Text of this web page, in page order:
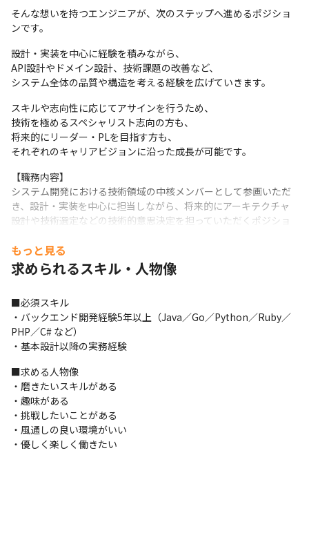
そんな想いを持つエンジニアが、次のステップへ進めるポジショ
ンです。
設計・実装を中心に経験を積みながら、
API設計やドメイン設計、技術課題の改善など、
システム全体の品質や構造を考える経験を広げていきます。
スキルや志向性に応じてアサインを行うため、
技術を極めるスペシャリスト志向の方も、
将来的にリーダー・PLを目指す方も、
それぞれのキャリアビジョンに沿った成長が可能です。
【職務内容】
システム開発における技術領域の中核メンバーとして参画いただ
き、設計・実装を中心に担当しながら、将来的にアーキテクチャ
設計や技術選定などの技術的意思決定を担っていただくポジショ
まずは要件定義〜設計・実装を主体的に推進し、段階的に技術責
任の範囲を広げていただきます。
将来的にはアーキテクチャ設計から運用改善までを技術面から牽
【具体的には】
・要件定義〜設計・実装の推進
・API設計／DB設計の実践
・技術課題の特定および改善施策の推進
・新技術の調査・検証（PoC）
・パフォーマンス改善やスケーラビリティ向上に向けた取り組み
※業務は経験や志向に応じてお任せします
将来的にはアーキテクチャ設計や技術選定を主導いただく想定で
す
もっと見る
求められるスキル・人物像
■必須スキル
・バックエンド開発経験5年以上（Java／Go／Python／Ruby／
PHP／C# など）
・基本設計以降の実務経験
■求める人物像
・磨きたいスキルがある
・趣味がある
・挑戦したいことがある
・風通しの良い環境がいい
・優しく楽しく働きたい